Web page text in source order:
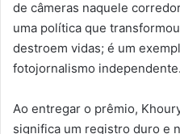
de câmeras naquele
uma política que
destroem vidas; é um
fotojornalismo independente.
Ao entregar o prêmio,
significa um registro duro e